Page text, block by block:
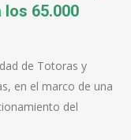
los 65.000
de Totoras y
en el marco de una
del